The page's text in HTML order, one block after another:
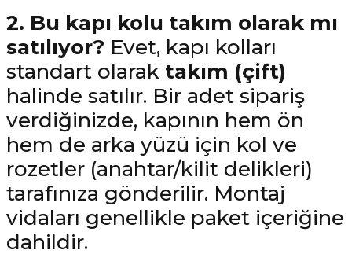
2. Bu kapı kolu takım olarak mı
satılıyor? Evet, kapı kolları
standart olarak takım (çift)
halinde satılır. Bir adet sipariş
verdiğinizde, kapının hem ön
hem de arka yüzü için kol ve
rozetler (anahtar/kilit delikleri)
tarafınıza gönderilir. Montaj
vidaları genellikle paket içeriğine
dahildir.